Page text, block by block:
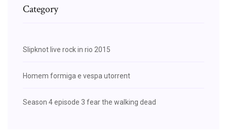
Category
Slipknot live rock in rio 2015
Homem formiga e vespa utorrent
Season 4 episode 3 fear the walking dead